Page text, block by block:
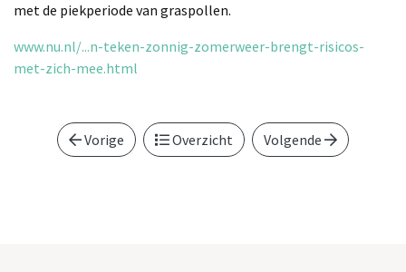
met de piekperiode van graspollen.
www.nu.nl/...n-teken-zonnig-zomerweer-brengt-risicos-
met-zich-mee.html
Vorige Overzicht Volgende